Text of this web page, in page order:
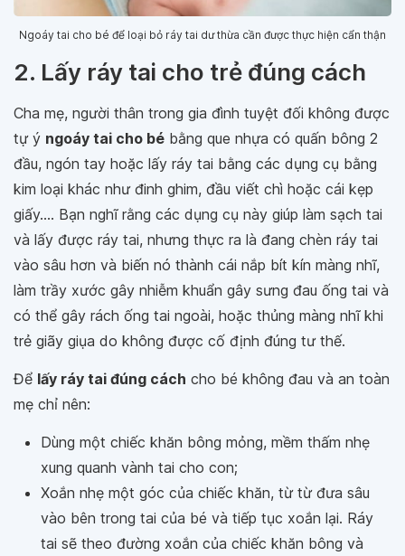
Ngoáy tai cho bé để loại bỏ ráy tai dư thừa cần được thực hiện cẩn thận
2. Lấy ráy tai cho trẻ đúng cách
Cha mẹ, người thân trong gia đình tuyệt đối không được
tự ý ngoáy tai cho bé bằng que nhựa có quấn bông 2
đầu, ngón tay hoặc lấy ráy tai bằng các dụng cụ bằng
kim loại khác như đinh ghim, đầu viết chì hoặc cái kẹp
giấy.... Bạn nghĩ rằng các dụng cụ này giúp làm sạch tai
và lấy được ráy tai, nhưng thực ra là đang chèn ráy tai
vào sâu hơn và biến nó thành cái nắp bít kín màng nhĩ,
làm trầy xước gây nhiễm khuẩn gây sưng đau ống tai và
có thể gây rách ống tai ngoài, hoặc thủng màng nhĩ khi
trẻ giãy giụa do không được cố định đúng tư thế.
Để lấy ráy tai đúng cách cho bé không đau và an toàn
mẹ chỉ nên:
Dùng một chiếc khăn bông mỏng, mềm thấm nhẹ
xung quanh vành tai cho con;
Xoắn nhẹ một góc của chiếc khăn, từ từ đưa sâu
vào bên trong tai của bé và tiếp tục xoắn lại. Ráy
tai sẽ theo đường xoắn của chiếc khăn bông và